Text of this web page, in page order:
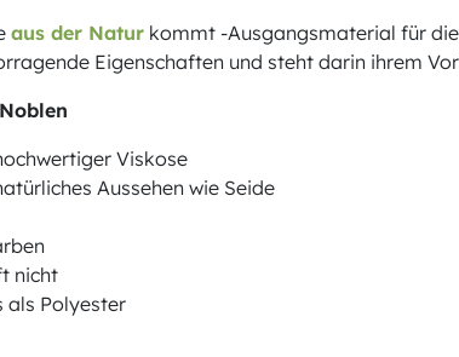
aus der Natur kommt -Ausgangsmaterial für
Eigenschaften und steht darin ihrem
Viskose
Aussehen wie Seide
nicht
als Polyester